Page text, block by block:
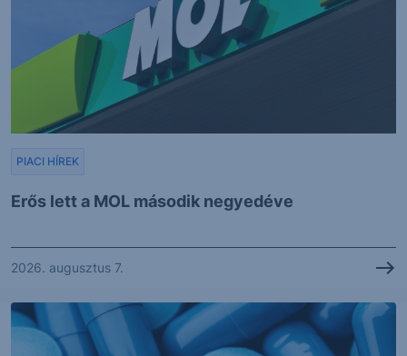
Erős lett a MOL második negyedéve
PIACI HÍREK
2026. augusztus 7.